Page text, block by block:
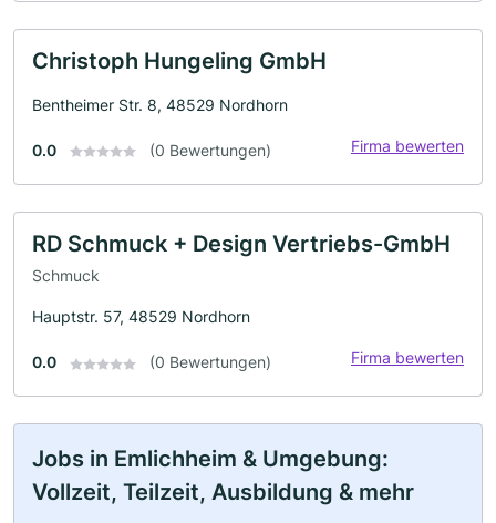
Christoph Hungeling GmbH
Bentheimer Str. 8, 48529 Nordhorn
0.0 (0 Bewertungen) Firma bewerten
RD Schmuck + Design Vertriebs-GmbH
Schmuck
Hauptstr. 57, 48529 Nordhorn
0.0 (0 Bewertungen) Firma bewerten
Jobs in Emlichheim & Umgebung:
Vollzeit, Teilzeit, Ausbildung & mehr